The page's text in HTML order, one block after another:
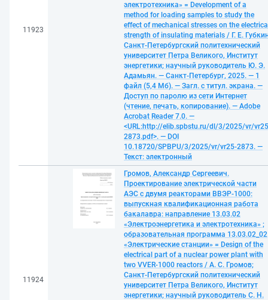
11923
электротехника» = Development of a
method for loading samples to study the
effect of mechanical stresses on the
strength of insulating materials / Г. Е.
Санкт-Петербургский политехнический
университет Петра Великого, Институт
энергетики; научный руководитель Ю. Э.
Адамьян. — Санкт-Петербург, 2025. — 1
файл (5,4 Мб). — Загл. с титул. экрана. —
Доступ по паролю из сети Интернет
(чтение, печать, копирование). — Adobe
Acrobat Reader 7.0. —
<URL:http://elib.spbstu.ru/dl/3/2025/vr/
2873.pdf>. — DOI
10.18720/SPBPU/3/2025/vr/vr25-2873. —
Текст: электронный
11924
Громов, Александр Сергеевич.
Проектирование электрической части
АЭС с двумя реакторами ВВЭР-1000:
выпускная квалификационная работа
бакалавра: направление 13.03.02
«Электроэнергетика и электротехника» ;
образовательная программа 13.03.02_02
«Электрические станции» = Design of the
electrical part of a nuclear power plant with
two VVER-1000 reactors / А. С. Громов;
Санкт-Петербургский политехнический
университет Петра Великого, Институт
энергетики; научный руководитель С. Н.